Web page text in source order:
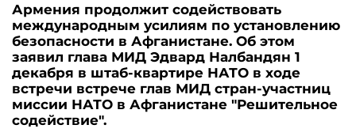
Армения продолжит содействовать
международным усилиям по установлению
безопасности в Афганистане. Об этом
заявил глава МИД Эдвард Налбандян 1
декабря в штаб-квартире НАТО в ходе
встречи встрече глав МИД стран-участниц
миссии НАТО в Афганистане "Решительное
содействие".